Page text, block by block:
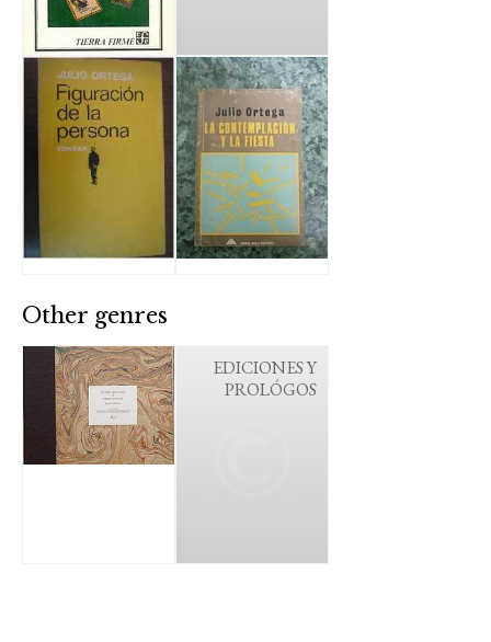
Other genres
EDICIONES Y
PROLÓGOS